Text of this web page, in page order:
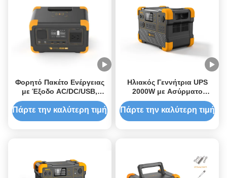
Φορητό Πακέτο Ενέργειας
με Έξοδο AC/DC/USB,
Ελεγκτής Φόρτισης MPPT
για Αποθήκευση Ηλιακής
Πάρτε την καλύτερη τιμή
Ηλιακός Γεννήτρια UPS
2000W με Ασύρματο
Φορτιστή Τηλεφώνου 15W
και Είσοδο Ηλιακού Πάνελ
Πάρτε την καλύτερη τιμή